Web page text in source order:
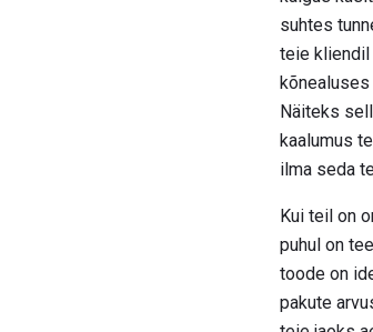
suhtes
teie kliendil
Näiteks
kaalumus
ilma seda
Kui teil on
puhul on
toode on
pakute